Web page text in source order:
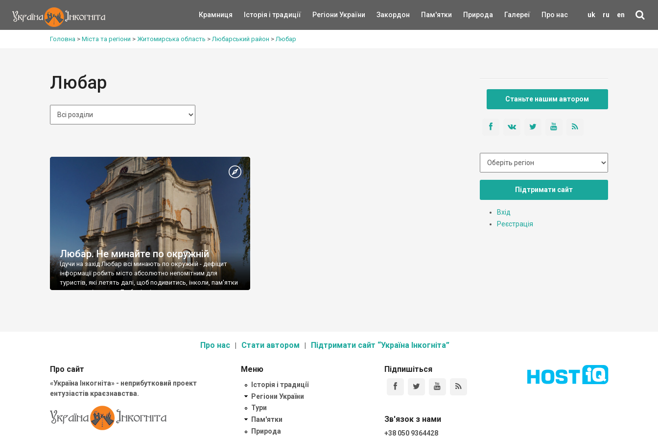
uk ru en
Крамниця Історія і традиції Регіони України Закордон Пам'ятки Природа Галереї Про нас
Головна > Міста та регіони > Житомирська область >Любарський район >Любар
Любар
Любар. Не минайте по окружній
Їдучи на захід Любар всі минають по окружній - дефіцит
інформації робить місто абсолютно непомітним для
туристів, які летять далі, щоб подивитись, інколи, пам'ятки
такого ж рівня, як у Любарі, а ін
Станьте нашим автором
Підтримати сайт
Вхід
Реєстрація
Про нас Стати автором Підтримати сайт “Україна Інкогніта”
Про сайт
«Україна Інкогніта» - неприбутковий проект
ентузіастів краєзнавства.
Меню
Історія і традиції
Регіони України
Тури
Пам'ятки
Природа
Підпишіться
Зв'язок з нами
+38 050 9364428